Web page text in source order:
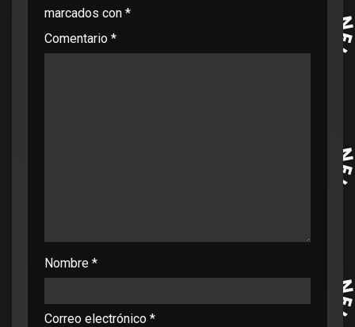
marcados con *
Comentario *
Nombre *
Correo electrónico *